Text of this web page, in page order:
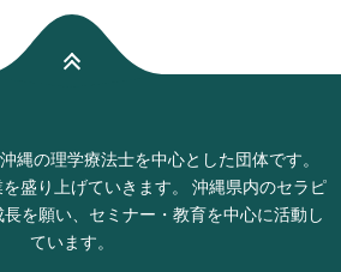
の理学療法士を中心とした団体です。
盛り上げていきます。 沖縄県内のセラピ
を願い、セミナー・教育を中心に活動し
ています。